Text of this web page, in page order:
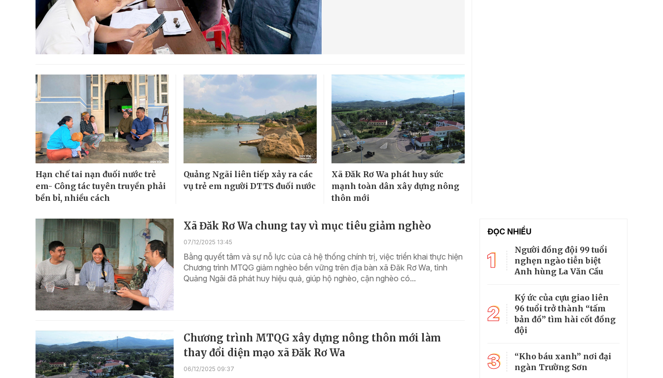
Hạn chế tai nạn đuối nước trẻ
em- Công tác tuyên truyền phải
bền bỉ, nhiều cách
Quảng Ngãi liên tiếp xảy ra các
vụ trẻ em người DTTS đuối nước
Xã Đăk Rơ Wa phát huy sức
mạnh toàn dân xây dựng nông
thôn mới
Xã Đăk Rơ Wa chung tay vì mục tiêu giảm nghèo
07/12/2025 13:45
Bằng quyết tâm và sự nỗ lực của cả hệ thống chính trị, việc triển khai thực hiện
Chương trình MTQG giảm nghèo bền vững trên địa bàn xã Đăk Rơ Wa, tỉnh
Quảng Ngãi đã phát huy hiệu quả, giúp hộ nghèo, cận nghèo có...
Chương trình MTQG xây dựng nông thôn mới làm
thay đổi diện mạo xã Đăk Rơ Wa
06/12/2025 09:37
ĐỌC NHIỀU
1
Người đồng đội 99 tuổi
nghẹn ngào tiễn biệt
Anh hùng La Văn Cầu
2
Ký ức của cựu giao liên
96 tuổi trở thành “tấm
bản đồ” tìm hài cốt đồng
đội
3
“Kho báu xanh” nơi đại
ngàn Trường Sơn